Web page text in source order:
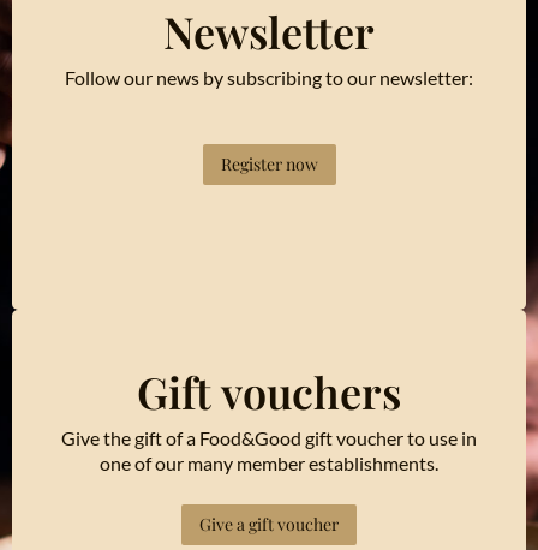
Newsletter
Follow our news by subscribing to our newsletter:
Register now
Gift vouchers
Give the gift of a Food&Good gift voucher to use in
one of our many member establishments.
Give a gift voucher